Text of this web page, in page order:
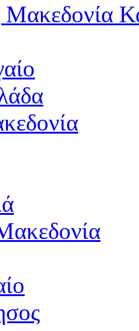
Μακεδονία